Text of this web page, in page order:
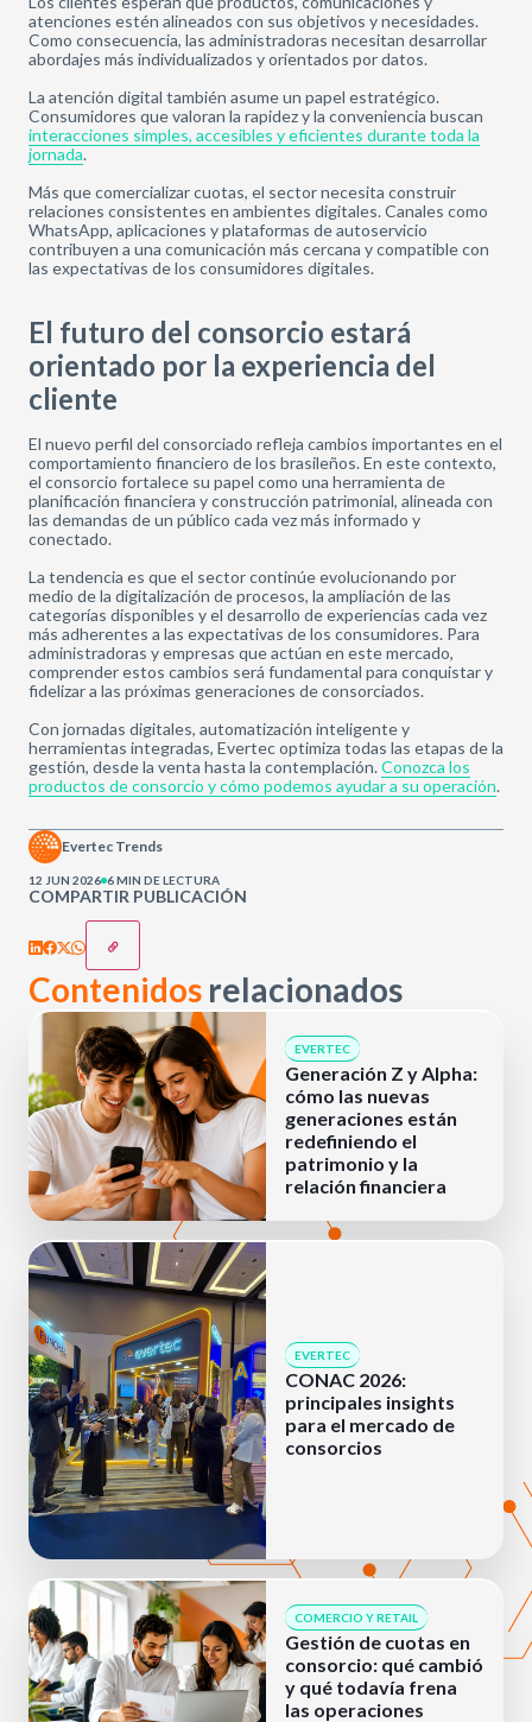
atenciones estén alineados con sus objetivos y necesidades.
Como consecuencia, las administradoras necesitan desarrollar
abordajes más individualizados y orientados por datos.
La atención digital también asume un papel estratégico.
Consumidores que valoran la rapidez y la conveniencia buscan
interacciones simples, accesibles y eficientes durante toda la
jornada.
Más que comercializar cuotas, el sector necesita construir
relaciones consistentes en ambientes digitales. Canales como
WhatsApp, aplicaciones y plataformas de autoservicio
contribuyen a una comunicación más cercana y compatible con
las expectativas de los consumidores digitales.
El futuro del consorcio estará
orientado por la experiencia del
cliente
El nuevo perfil del consorciado refleja cambios importantes en el
comportamiento financiero de los brasileños. En este contexto,
el consorcio fortalece su papel como una herramienta de
planificación financiera y construcción patrimonial, alineada con
las demandas de un público cada vez más informado y
conectado.
La tendencia es que el sector continúe evolucionando por
medio de la digitalización de procesos, la ampliación de las
categorías disponibles y el desarrollo de experiencias cada vez
más adherentes a las expectativas de los consumidores. Para
administradoras y empresas que actúan en este mercado,
comprender estos cambios será fundamental para conquistar y
fidelizar a las próximas generaciones de consorciados.
Con jornadas digitales, automatización inteligente y
herramientas integradas, Evertec optimiza todas las etapas de la
gestión, desde la venta hasta la contemplación.Conozca los
productos de consorcio y cómo podemos ayudar a su operación.
COMPARTIR PUBLICACIÓN
Evertec Trends
12 JUN 2026 6 MIN DE LECTURA
Contenidos relacionados
EVERTEC
Generación Z y Alpha:
cómo las nuevas
generaciones están
redefiniendo el
patrimonio y la
relación financiera
EVERTEC
CONAC 2026:
principales insights
para el mercado de
consorcios
COMERCIO Y RETAIL
Gestión de cuotas en
consorcio: qué cambió
y qué todavía frena
las operaciones